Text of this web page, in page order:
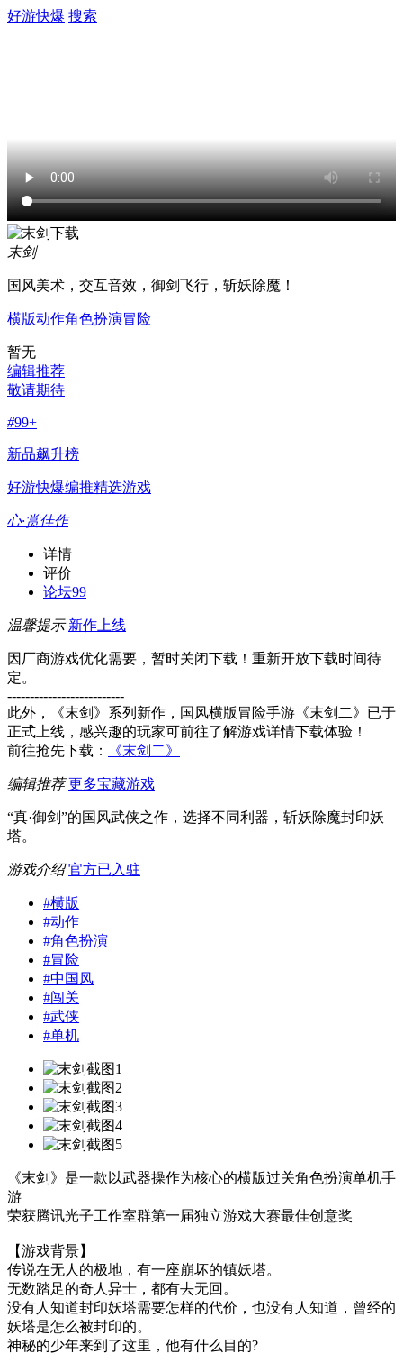
好游快爆 搜索
末剑
国风美术，交互音效，御剑飞行，斩妖除魔！
横版动作角色扮演冒险
暂无
编辑推荐
敬请期待
#99+
新品飙升榜
好游快爆编推精选游戏
心·赏佳作
详情
评价
论坛99
温馨提示 新作上线
因厂商游戏优化需要，暂时关闭下载！重新开放下载时间待
定。
--------------------------
此外，《末剑》系列新作，国风横版冒险手游《末剑二》已于
正式上线，感兴趣的玩家可前往了解游戏详情下载体验！
前往抢先下载：
《末剑二》
编辑推荐 更多宝藏游戏
“真·御剑”的国风武侠之作，选择不同利器，斩妖除魔封印妖
塔。
游戏介绍 官方已入驻
#横版
#动作
#角色扮演
#冒险
#中国风
#闯关
#武侠
#单机
《末剑》是一款以武器操作为核心的横版过关角色扮演单机手
游
荣获腾讯光子工作室群第一届独立游戏大赛最佳创意奖
【游戏背景】
传说在无人的极地，有一座崩坏的镇妖塔。
无数踏足的奇人异士，都有去无回。
没有人知道封印妖塔需要怎样的代价，也没有人知道，曾经的
妖塔是怎么被封印的。
神秘的少年来到了这里，他有什么目的?